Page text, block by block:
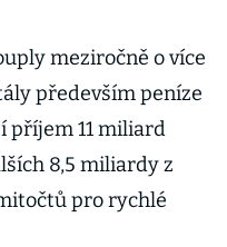
meziročně o více
především peníze
příjem 11 miliard
8,5 miliardy z
pro rychlé